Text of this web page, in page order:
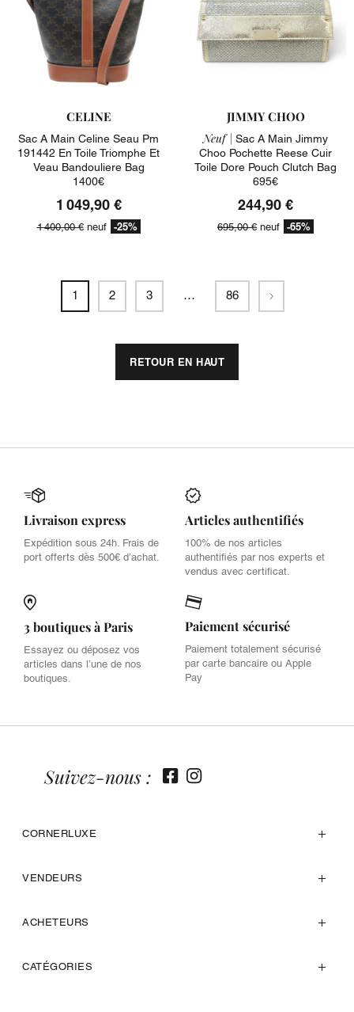
CELINE
Sac A Main Celine Seau Pm
191442 En Toile Triomphe Et
Veau Bandouliere Bag
1400€
1 049,90 €
1 400,00 €neuf -25%
JIMMY CHOO
Neuf | Sac A Main Jimmy
Choo Pochette Reese Cuir
Toile Dore Pouch Clutch Bag
695€
244,90 €
695,00 € neuf -65%
1 2 3 … 86 Suivant
RETOUR EN HAUT
Livraison express
Expédition sous 24h. Frais de
port offerts dès 500€ d’achat.
Articles authentifiés
100% de nos articles
authentifiés par nos experts et
vendus avec certificat.
3 boutiques à Paris
Essayez ou déposez vos
articles dans l’une de nos
boutiques.
Paiement sécurisé
Paiement totalement sécurisé
par carte bancaire ou Apple
Pay
CORNERLUXE
VENDEURS
ACHETEURS
CATÉGORIES
Suivez-nous :